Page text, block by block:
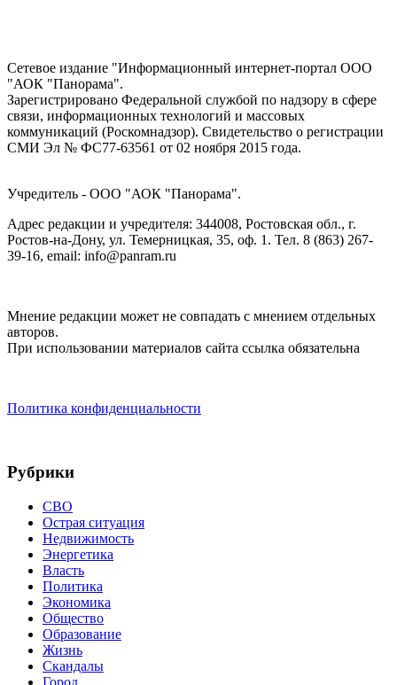
Сетевое издание "Информационный интернет-портал ООО
"АОК "Панорама".
Зарегистрировано Федеральной службой по надзору в сфере
связи, информационных технологий и массовых
коммуникаций (Роскомнадзор). Cвидетельство о регистрации
СМИ Эл № ФС77-63561 от 02 ноября 2015 года.
Учредитель - ООО "АОК "Панорама".
Адрес редакции и учредителя: 344008, Ростовская обл., г.
Ростов-на-Дону, ул. Темерницкая, 35, оф. 1. Тел. 8 (863) 267-
39-16, email: info@panram.ru
Мнение редакции может не совпадать с мнением отдельных
авторов.
При использовании материалов сайта ссылка обязательна
Политика конфиденциальности
Рубрики
СВО
Острая ситуация
Недвижимость
Энергетика
Власть
Политика
Экономика
Общество
Образование
Жизнь
Скандалы
Город